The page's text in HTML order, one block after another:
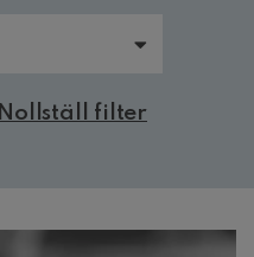
Nollställ filter